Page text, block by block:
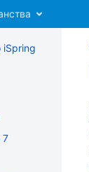
iSpring
7